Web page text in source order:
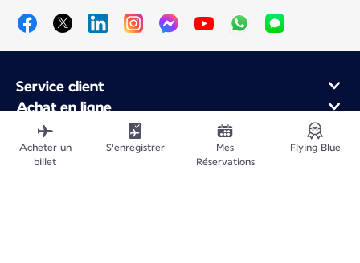
Service client
Achat en ligne
Programme de fidélité et partenaires
À propos d'Air France
Application Mobile Air France
Acheter un
billet
S'enregistrer
Mes
Réservations
Flying Blue